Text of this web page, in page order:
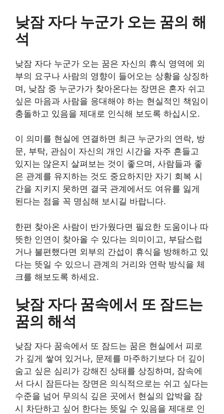
낮잠 자다 누군가 오는 꿈의 해
석
낮잠 자다 누군가 오는 꿈은 자신의 휴식 영역에 외
부의 요구나 사람의 영향이 들어오는 상황을 상징하
며, 낮잠 중 누군가가 찾아온다는 장면은 혼자 쉬고
싶은 마음과 사람을 응대해야 하는 현실적인 책임이
충돌하고 있음을 제대로 인식해 보도록 하십시오.
이 의미를 현실에 연결하면 최근 누군가의 연락, 방
문, 부탁, 관심이 자신의 개인 시간을 자주 흔들고
있지는 않은지 살펴보는 것이 좋으며, 사람들과 좋
은 관계를 유지하는 것도 중요하지만 자기 회복 시
간을 지키지 못하면 결국 관계에서도 여유를 잃게
된다는 점을 꼭 명심해 보시길 바랍니다.
한편 찾아온 사람이 반가웠다면 필요한 도움이나 따
뜻한 인연이 찾아올 수 있다는 의미이고, 부담스럽
거나 불편했다면 외부의 간섭이 휴식을 방해하고 있
다는 뜻일 수 있으니 관계의 거리와 연락 방식을 체
크를 해보도록 하세요.
낮잠 자다 꿈속에서 또 잠드는
꿈의 해석
낮잠 자다 꿈속에서 또 잠드는 꿈은 현실에서 피로
가 깊게 쌓여 있거나, 문제를 마주하기보다 더 깊이
숨고 싶은 심리가 강해진 상태를 상징하며, 잠속에
서 다시 잠든다는 장면은 의식적으로는 쉬고 싶다는
수준을 넘어 무의식 깊은 곳에서 현실의 압박을 잠
시 차단하고 싶어 한다는 뜻일 수 있음을 제대로 인